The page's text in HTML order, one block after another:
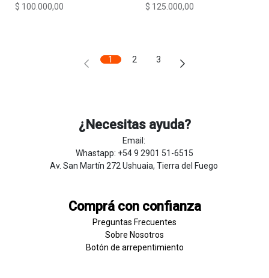
$ 100.000,00
$ 125.000,00
1 2 3
¿Necesitas ayuda?
Email:
Whastapp: +54 9 2901 51-6515
Av. San Martín 272 Ushuaia, Tierra del Fuego
Comprá con confianza
Preguntas Frecuentes
Sobre Nosotros
Botón de ​arrepentim​​​iento